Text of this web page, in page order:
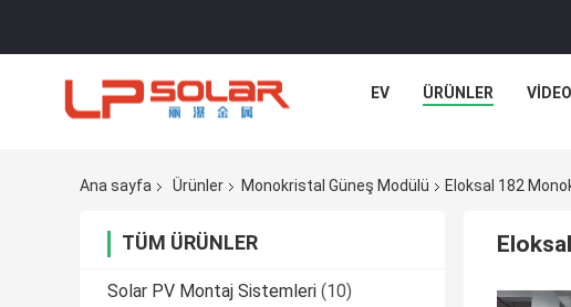
EV ÜRÜNLER
Ana sayfa Ürünler Monokristal Güneş Modülü Eloksal 182
TÜM ÜRÜNLER
Solar PV Montaj Sistemleri (10)